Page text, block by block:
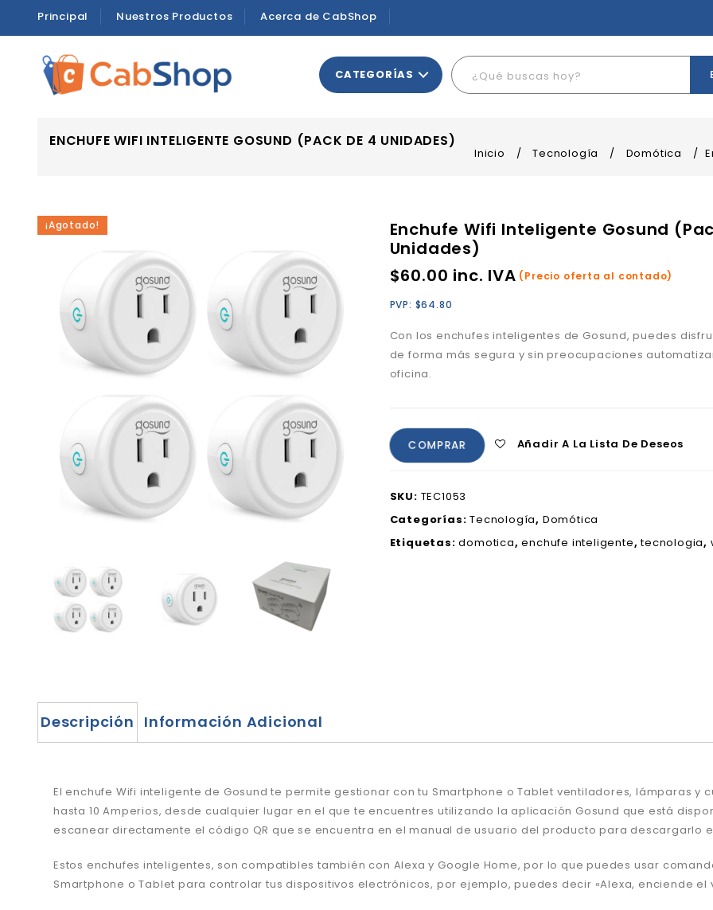
Principal Nuestros Productos Acerca de CabShop
CATEGORÍAS
ENCHUFE WIFI INTELIGENTE GOSUND (PACK DE 4 UNIDADES)
Inicio / Tecnología / Domótica /
¡Agotado!
Enchufe Wifi Inteligente Gosund
Unidades)
$60.00 inc. IVA (Precio oferta al contado)
PVP: $64.80
Con los enchufes inteligentes de Gosund, puedes
de forma más segura y sin preocupaciones
oficina.
COMPRAR Añadir A La Lista De Deseos
SKU: TEC1053
Categorías:Tecnología, Domótica
Etiquetas:domotica,enchufe inteligente,tecnologia,
Descripción Información Adicional
El enchufe Wifi inteligente de Gosund te permite gestionar con tu Smartphone o Tablet ventiladores, lámparas
hasta 10 Amperios, desde cualquier lugar en el que te encuentres utilizando la aplicación Gosund que está
escanear directamente el código QR que se encuentra en el manual de usuario del producto para descargarlo
Estos enchufes inteligentes, son compatibles también con Alexa y Google Home, por lo que puedes usar
Smartphone o Tablet para controlar tus dispositivos electrónicos, por ejemplo, puedes decir «Alexa, enciende el